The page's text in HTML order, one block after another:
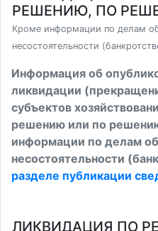
РЕШЕНИЮ, ПО
Кроме информации по делам
несостоятельности
Информация об
ликвидации
субъектов
решению или по
информации по делам
несостоятельности
разделе публикации
ЛИКВИДАЦИЯ ПО